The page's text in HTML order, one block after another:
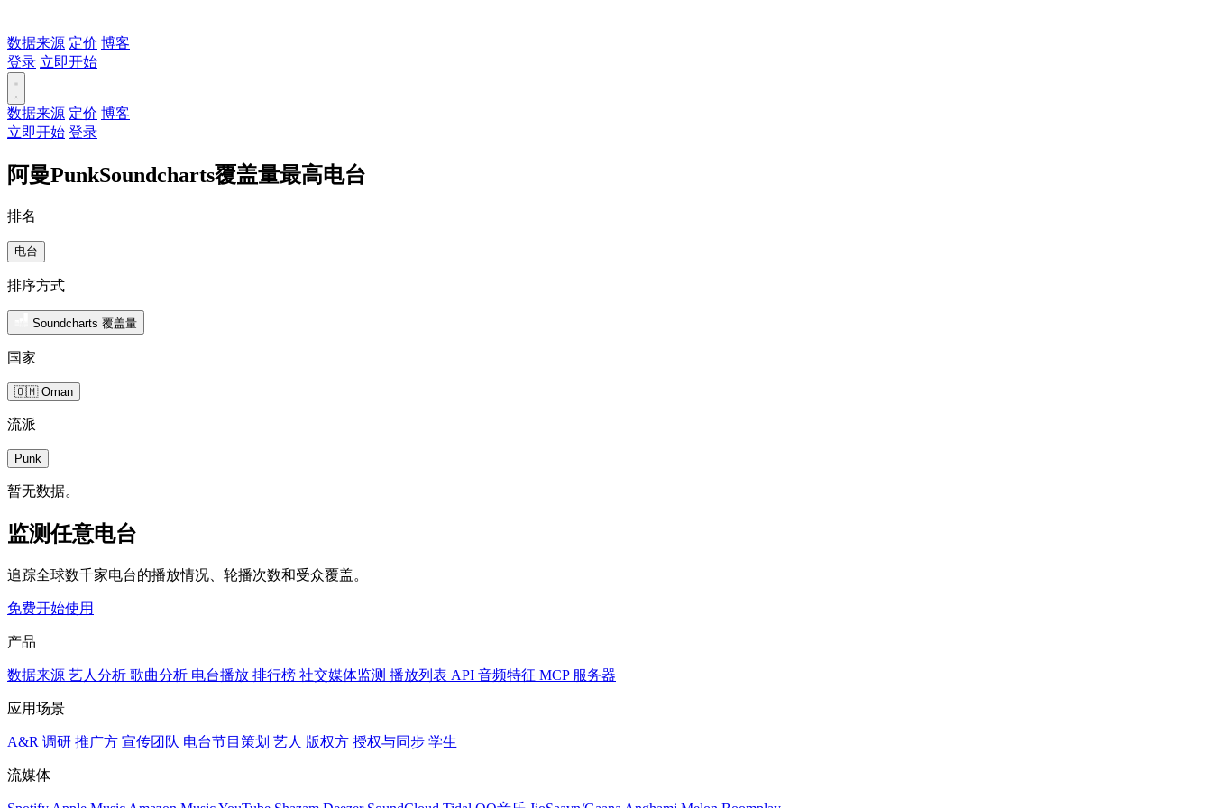
数据来源 定价 博客
登录 立即开始
数据来源 定价 博客
立即开始 登录
阿曼PunkSoundcharts覆盖量最高电台
排名
电台
排序方式
Soundcharts 覆盖量
国家
🇴🇲 Oman
流派
Punk
暂无数据。
监测任意电台
追踪全球数千家电台的播放情况、轮播次数和受众覆盖。
免费开始使用
产品
数据来源 艺人分析 歌曲分析 电台播放 排行榜 社交媒体监测 播放列表 API 音频特征 MCP 服务器
应用场景
A&R 调研 推广方 宣传团队 电台节目策划 艺人 版权方 授权与同步 学生
流媒体